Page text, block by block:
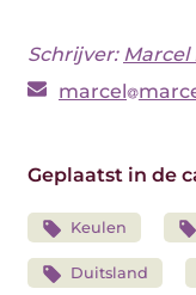
Schrijver: Marcel
marcel
Geplaatst in de
Keulen
Duitsland